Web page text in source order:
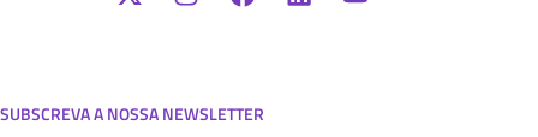
SUBSCREVA A NOSSA NEWSLETTER